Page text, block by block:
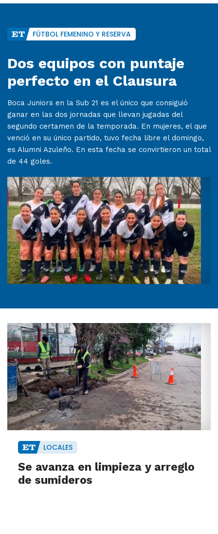
FÚTBOL FEMENINO Y RESERVA
Dos equipos con puntaje
perfecto en el Clausura
Boca Juniors en la Sub 21 es el único que consiguió
ganar en las dos jornadas que llevan jugadas del
segundo certamen de la temporada. En mujeres, el que
venció en su único partido, tuvo fecha libre el domingo,
es Alumni Azuleño. En esta fecha se convirtieron un total
de 44 goles.
LOCALES
Se avanza en limpieza y arreglo
de sumideros